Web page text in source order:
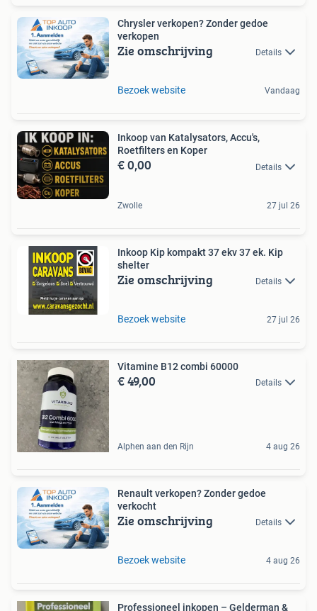
Chrysler verkopen? Zonder gedoe
verkopen
Zie omschrijving Details
Bezoek website Vandaag
Inkoop van Katalysators, Accu's,
Roetfilters en Koper
€ 0,00 Details
Zwolle 27 jul 26
Inkoop Kip kompakt 37 ekv 37 ek. Kip
shelter
Zie omschrijving Details
Bezoek website 27 jul 26
Vitamine B12 combi 60000
€ 49,00 Details
Alphen aan den Rijn 4 aug 26
Renault verkopen? Zonder gedoe
verkocht
Zie omschrijving Details
Bezoek website 4 aug 26
Professioneel inkopen – Gelderman &